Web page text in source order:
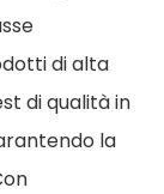
di alta
di qualità in
la